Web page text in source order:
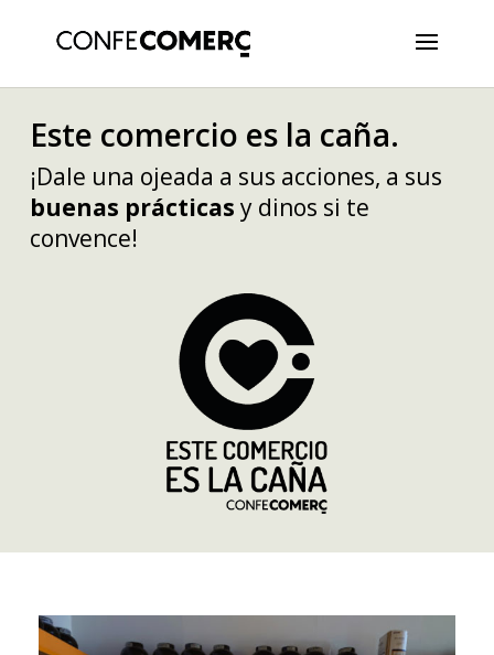
Este comercio es la caña.
¡Dale una ojeada a sus acciones, a sus
buenas prácticas y dinos si te
convence!